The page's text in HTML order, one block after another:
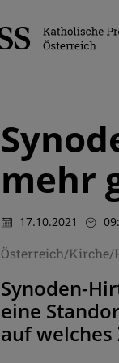
mehr
17.10.2021
Österreich/Kirche/
Synoden-
eine
auf